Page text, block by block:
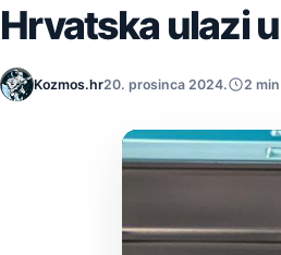
Hrvatska ulazi
Kozmos.hr20. prosinca 2024. 2